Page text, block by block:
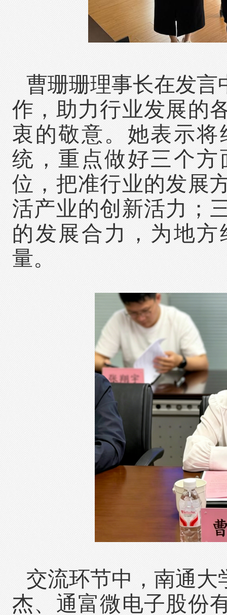
曹珊珊理事长在发言
作，助力行业发展的
衷的敬意。她表示
统，重点做好三个
位，把准行业的发展
活产业的创新活力；
的发展合力，为地
量。
交流环节中，南通
杰、通富微电子股份